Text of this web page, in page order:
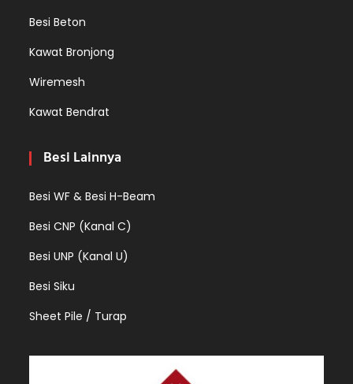
Besi Beton
Kawat Bronjong
Wiremesh
Kawat Bendrat
Besi Lainnya
Besi WF & Besi H-Beam
Besi CNP (Kanal C)
Besi UNP (Kanal U)
Besi Siku
Sheet Pile / Turap